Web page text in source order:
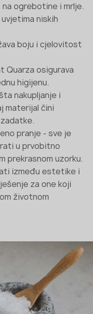
ogrebotine i mrlje.
niskih
boju i cjelovitost
Quarza osigurava
higijenu.
nakupljanje i
materijal čini
pranje - sve je
u prvobitno
prekrasnom uzorku.
između estetike i
za one koji
životnom